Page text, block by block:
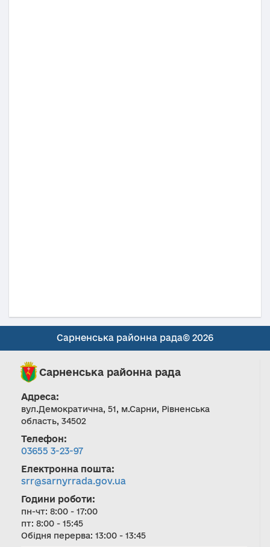
Сарненська районна рада© 2026
Сарненська районна рада
Адреса:
вул.Демократична, 51, м.Сарни, Рівненська
область, 34502
Телефон:
03655 3-23-97
Електронна пошта:
srr@sarnyrrada.gov.ua
Години роботи:
пн-чт: 8:00 - 17:00
пт: 8:00 - 15:45
Обідня перерва: 13:00 - 13:45